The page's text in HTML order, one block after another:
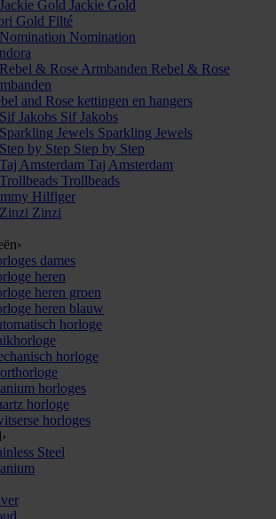
Jackie Gold
Gold Filté
Nomination
Rebel & Rose
and Rose kettingen en hangers
Sif Jakobs
Sparkling Jewels
Step by Step
Taj Amsterdam
Trollbeads
Hilfiger
Zinzi
›
dames
heren
heren groen
heren blauw
horloge
horloge
horloges
horloge
horloges
›
Steel